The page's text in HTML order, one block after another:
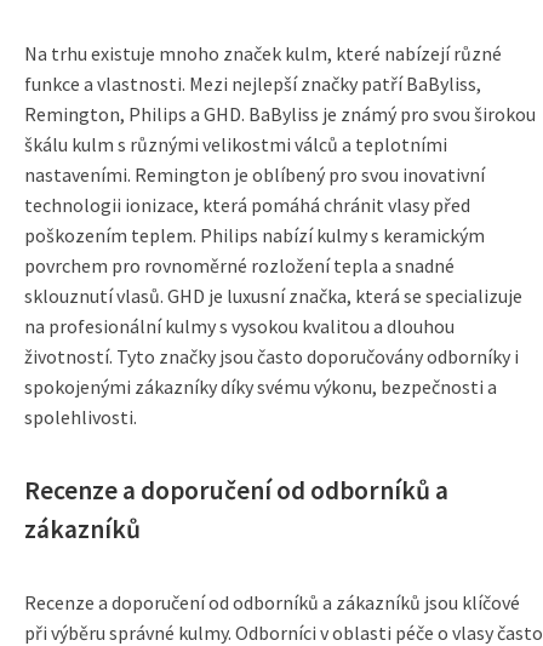
Na trhu existuje mnoho značek kulm, které nabízejí různé
funkce a vlastnosti. Mezi nejlepší značky patří BaByliss,
Remington, Philips a GHD. BaByliss je známý pro svou širokou
škálu kulm s různými velikostmi válců a teplotními
nastaveními. Remington je oblíbený pro svou inovativní
technologii ionizace, která pomáhá chránit vlasy před
poškozením teplem. Philips nabízí kulmy s keramickým
povrchem pro rovnoměrné rozložení tepla a snadné
sklouznutí vlasů. GHD je luxusní značka, která se specializuje
na profesionální kulmy s vysokou kvalitou a dlouhou
životností. Tyto značky jsou často doporučovány odborníky i
spokojenými zákazníky díky svému výkonu, bezpečnosti a
spolehlivosti.
Recenze a doporučení od odborníků a
zákazníků
Recenze a doporučení od odborníků a zákazníků jsou klíčové
při výběru správné kulmy. Odborníci v oblasti péče o vlasy často